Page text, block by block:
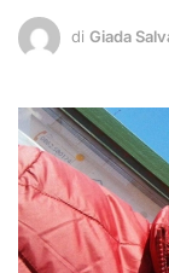
di Giada